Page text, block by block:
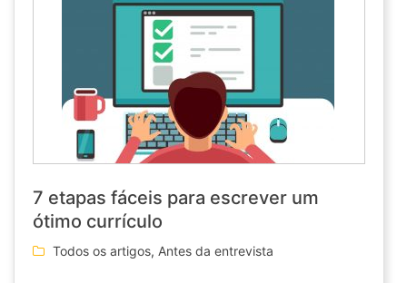
7 etapas fáceis para escrever um
ótimo currículo
Todos os artigos, Antes da entrevista